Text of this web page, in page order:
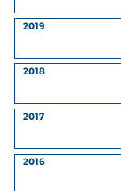
2019
2018
2017
2016